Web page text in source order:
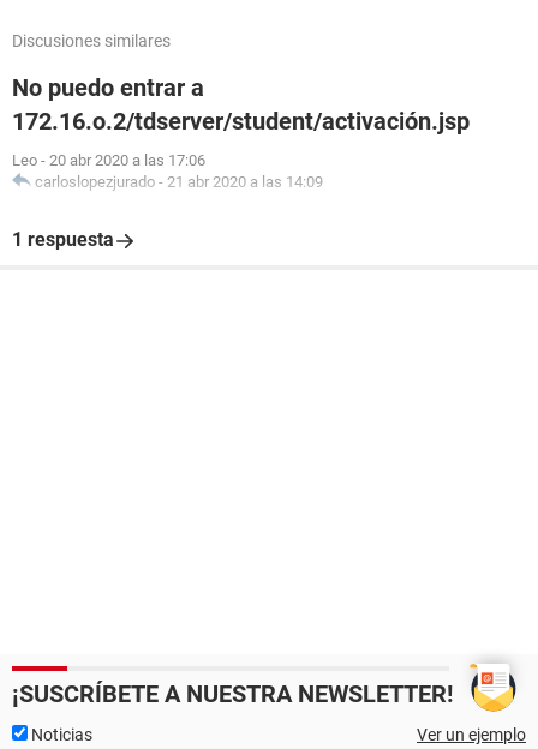
Discusiones similares
No puedo entrar a
172.16.o.2/tdserver/student/activación.jsp
Leo - 20 abr 2020 a las 17:06
carloslopezjurado - 21 abr 2020 a las 14:09
1 respuesta
¡SUSCRÍBETE A NUESTRA NEWSLETTER!
Noticias Ver un ejemplo